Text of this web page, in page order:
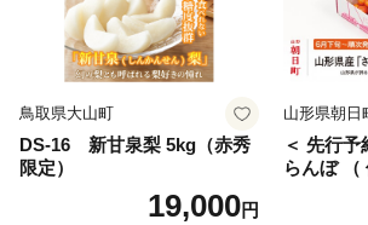
鳥取県大山町
DS-16 新甘泉梨 5kg（赤秀
限定）
19,000円
山形県朝日
＜ 先行予
らんぼ （
） ご家
26年6月